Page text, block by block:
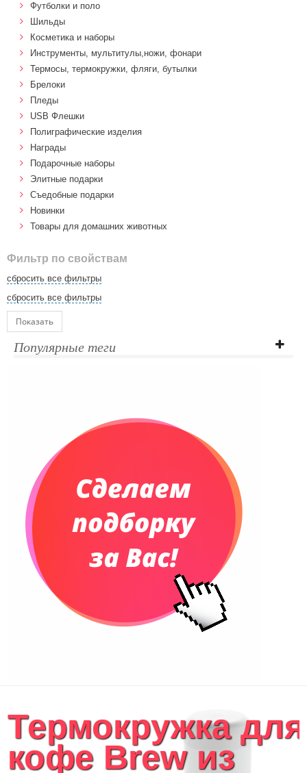
Футболки и поло
Шильды
Косметика и наборы
Инструменты, мультитулы,ножи, фонари
Термосы, термокружки, фляги, бутылки
Брелоки
Пледы
USB Флешки
Полиграфические изделия
Награды
Подарочные наборы
Элитные подарки
Cъедобные подарки
Новинки
Товары для домашних животных
Фильтр по свойствам
сбросить все фильтры
сбросить все фильтры
Показать
Популярные теги
Термокружка для
кофе Brew из